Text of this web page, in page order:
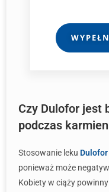
Czy Dulofor jest
podczas
Stosowanie leku Dulofor
ponieważ może
Kobiety w ciąży